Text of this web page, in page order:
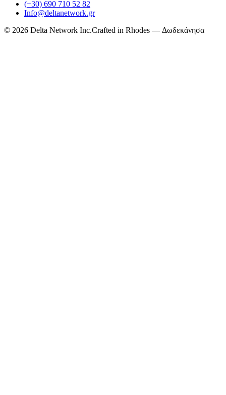
(+30) 690 710 52 82
Info@deltanetwork.gr
© 2026 Delta Network Inc.Crafted in Rhodes — Δωδεκάνησα